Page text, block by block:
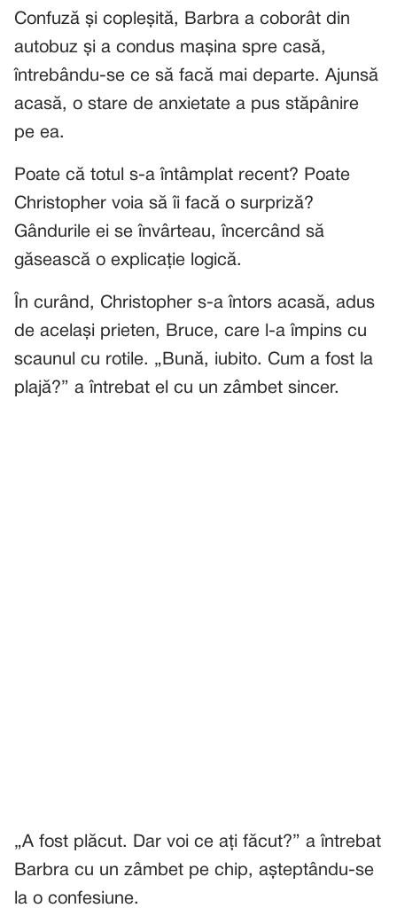
Confuză și copleșită, Barbra a coborât din
autobuz și a condus mașina spre casă,
întrebându-se ce să facă mai departe. Ajunsă
acasă, o stare de anxietate a pus stăpânire
pe ea.
Poate că totul s-a întâmplat recent? Poate
Christopher voia să îi facă o surpriză?
Gândurile ei se învârteau, încercând să
găsească o explicație logică.
În curând, Christopher s-a întors acasă, adus
de același prieten, Bruce, care l-a împins cu
scaunul cu rotile. „Bună, iubito. Cum a fost la
plajă?” a întrebat el cu un zâmbet sincer.
„A fost plăcut. Dar voi ce ați făcut?” a întrebat
Barbra cu un zâmbet pe chip, așteptându-se
la o confesiune.